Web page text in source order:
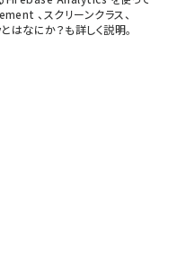
、スクリーンクラス、
なにか？も詳しく説明。